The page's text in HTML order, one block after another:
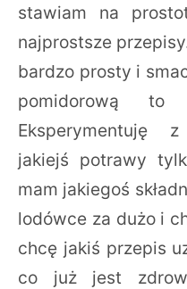
stawiam na
najprostsze
bardzo prosty i
pomidorową
Eksperymentuję
jakiejś potrawy
mam jakiegoś
lodówce za dużo i
chcę jakiś przepis
co już jest